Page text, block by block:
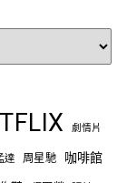
劇情片
達 周星馳 咖啡館